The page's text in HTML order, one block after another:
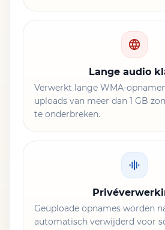
Lange audio
Verwerkt lange WMA-
uploads van meer dan 1 GB
te onderbreken.
Geüploade opnames worden
automatisch verwijderd voor